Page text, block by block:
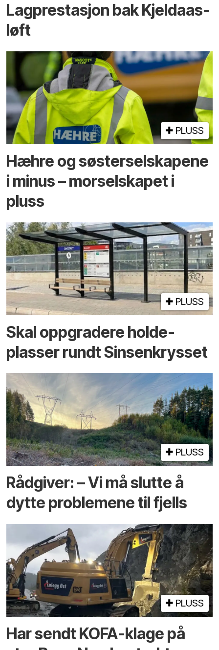
Lagprestasjon bak Kjeldaas-
løft
PLUSS
Hæhre og søster­selskapene
i minus – mor­selskapet i
pluss
PLUSS
Skal oppgradere holde­
plasser rundt Sinsenkrysset
PLUSS
Rådgiver: – Vi må slutte å
dytte problemene til fjells
PLUSS
Har sendt KOFA-klage på